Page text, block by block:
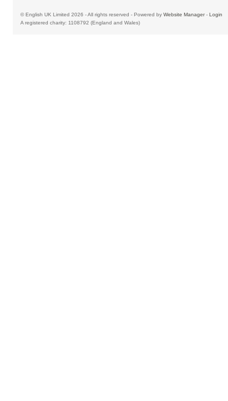
© English UK Limited 2026 - All rights reserved - Powered by Website Manager- Login
A registered charity: 1108792 (England and Wales)